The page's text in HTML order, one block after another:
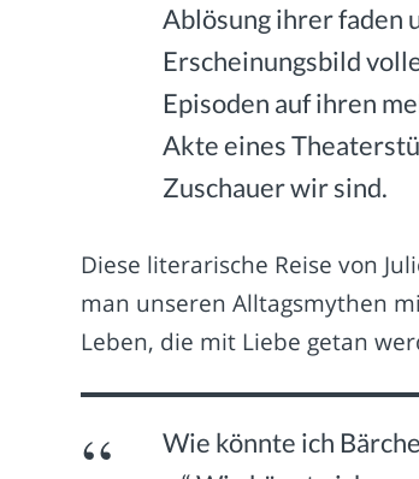
Ablösung ihrer faden
Erscheinungsbild
Episoden auf ihren
Akte eines
Zuschauer wir sind.
Diese literarische Reise von
man unseren Alltagsmythen
Leben, die mit Liebe getan
Wie könnte ich